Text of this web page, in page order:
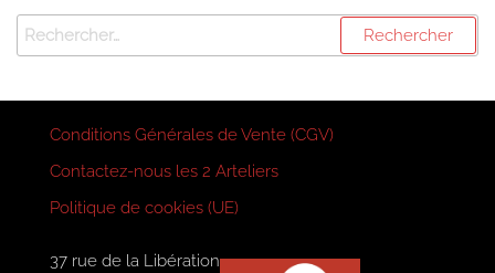
Rechercher :
Conditions Générales de Vente (CGV)
Contactez-nous les 2 Arteliers
Politique de cookies (UE)
37 rue de la Libération